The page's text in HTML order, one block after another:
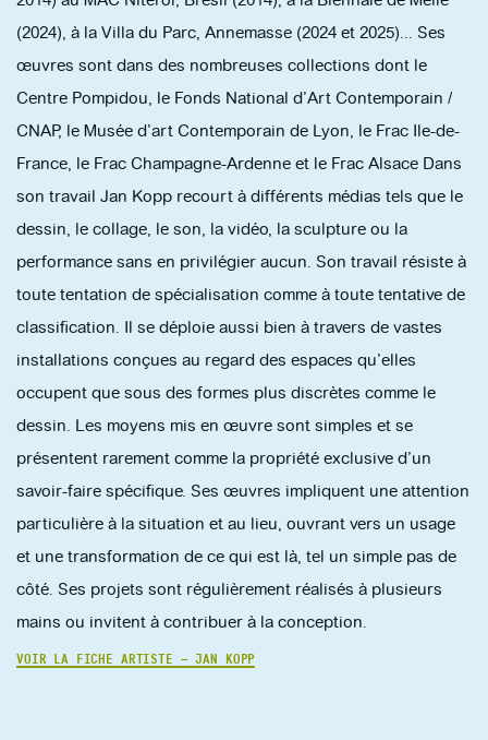
(2024), à la Villa du Parc, Annemasse (2024 et 2025)... Ses
œuvres sont dans des nombreuses collections dont le
Centre Pompidou, le Fonds National d’Art Contemporain /
CNAP, le Musée d’art Contemporain de Lyon, le Frac Ile-de-
France, le Frac Champagne-Ardenne et le Frac Alsace Dans
son travail Jan Kopp recourt à différents médias tels que le
dessin, le collage, le son, la vidéo, la sculpture ou la
performance sans en privilégier aucun. Son travail résiste à
toute tentation de spécialisation comme à toute tentative de
classification. Il se déploie aussi bien à travers de vastes
installations conçues au regard des espaces qu’elles
occupent que sous des formes plus discrètes comme le
dessin. Les moyens mis en œuvre sont simples et se
présentent rarement comme la propriété exclusive d’un
savoir-faire spécifique. Ses œuvres impliquent une attention
particulière à la situation et au lieu, ouvrant vers un usage
et une transformation de ce qui est là, tel un simple pas de
côté. Ses projets sont régulièrement réalisés à plusieurs
mains ou invitent à contribuer à la conception.
VOIR LA FICHE ARTISTE — JAN KOPP